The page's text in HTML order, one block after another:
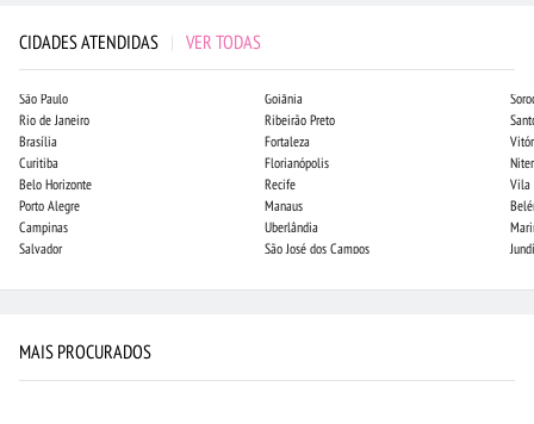
CIDADES ATENDIDAS | VER TODAS
São Paulo
Rio de Janeiro
Brasília
Curitiba
Belo Horizonte
Porto Alegre
Campinas
Salvador
Goiânia
Ribeirão Preto
Fortaleza
Florianópolis
Recife
Manaus
Uberlândia
São José dos Campos
Vila
MAIS PROCURADOS